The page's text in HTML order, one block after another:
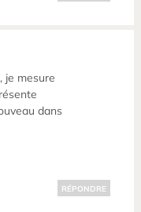
je mesure
dans
RÉPONDRE